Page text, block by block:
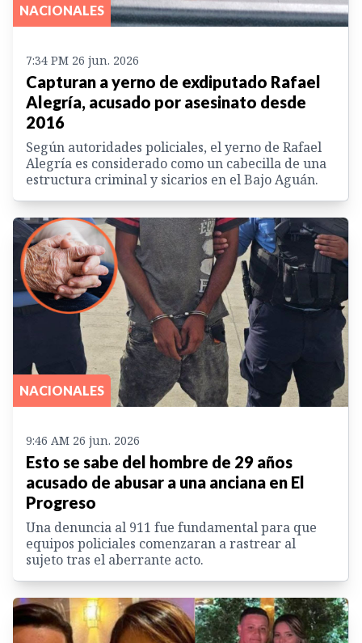
NACIONALES
7:34 PM 26 jun. 2026
Capturan a yerno de exdiputado Rafael
Alegría, acusado por asesinato desde
2016
Según autoridades policiales, el yerno de Rafael
Alegría es considerado como un cabecilla de una
estructura criminal y sicarios en el Bajo Aguán.
NACIONALES
9:46 AM 26 jun. 2026
Esto se sabe del hombre de 29 años
acusado de abusar a una anciana en El
Progreso
Una denuncia al 911 fue fundamental para que
equipos policiales comenzaran a rastrear al
sujeto tras el aberrante acto.